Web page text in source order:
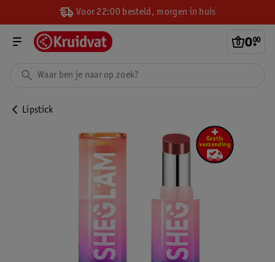
Voor 22:00 besteld, morgen in huis
0.
00
Lipstick